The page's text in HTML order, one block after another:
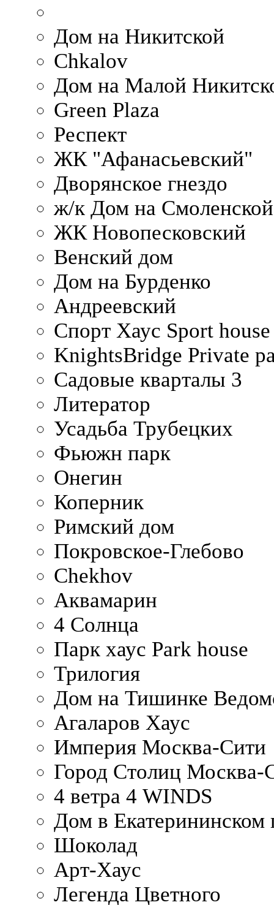
Дом на Никитской
Chkalov
Дом на Малой
Green Plaza
Респект
ЖК "Афанасьевский"
Дворянское гнездо
ж/к Дом на
ЖК Новопесковский
Венский дом
Дом на Бурденко
Андреевский
Спорт Хаус Sport house
KnightsBridge Private
Садовые кварталы 3
Литератор
Усадьба Трубецких
Фьюжн парк
Онегин
Коперник
Римский дом
Покровское-Глебово
Chekhov
Аквамарин
4 Солнца
Парк хаус Park house
Трилогия
Дом на Тишинке
Агаларов Хаус
Империя Москва-Сити
Город Столиц Москва-
4 ветра 4 WINDS
Дом в Екатерининском
Шоколад
Арт-Хаус
Легенда Цветного